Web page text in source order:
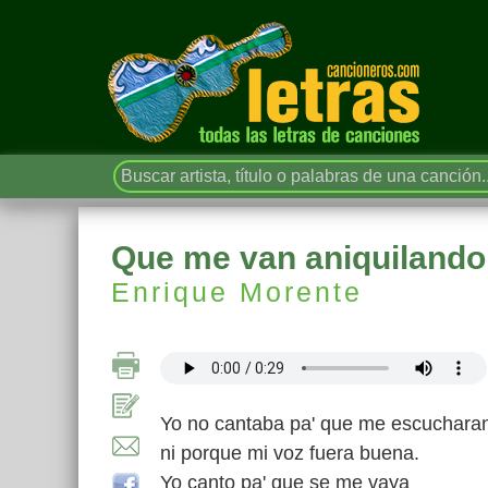
Que me van aniquilando
Enrique Morente
Yo no cantaba pa' que me
ni porque mi voz fuera buena.
Yo canto pa' que se me vaya